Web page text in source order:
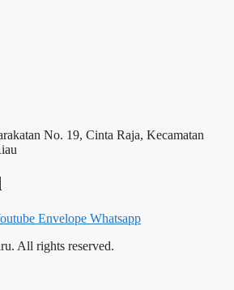
No. 19, Cinta Raja, Kecamatan
Envelope Whatsapp
All rights reserved.